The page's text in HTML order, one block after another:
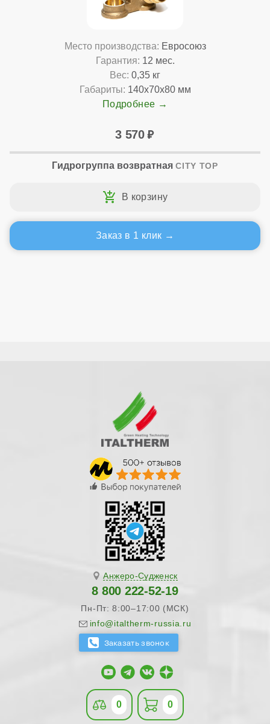
Место производства: Евросоюз
Гарантия: 12 мес.
Вес: 0,35 кг
Габариты: 140x70x80 мм
Подробнее
3 570
Гидрогруппа возвратная CITY TOP
Заказ в 1 клик
Анжеро-Судженск
8 800 222-52-19
Пн-Пт: 8:00–17:00 (МСК)
info@italtherm-russia.ru
0 0